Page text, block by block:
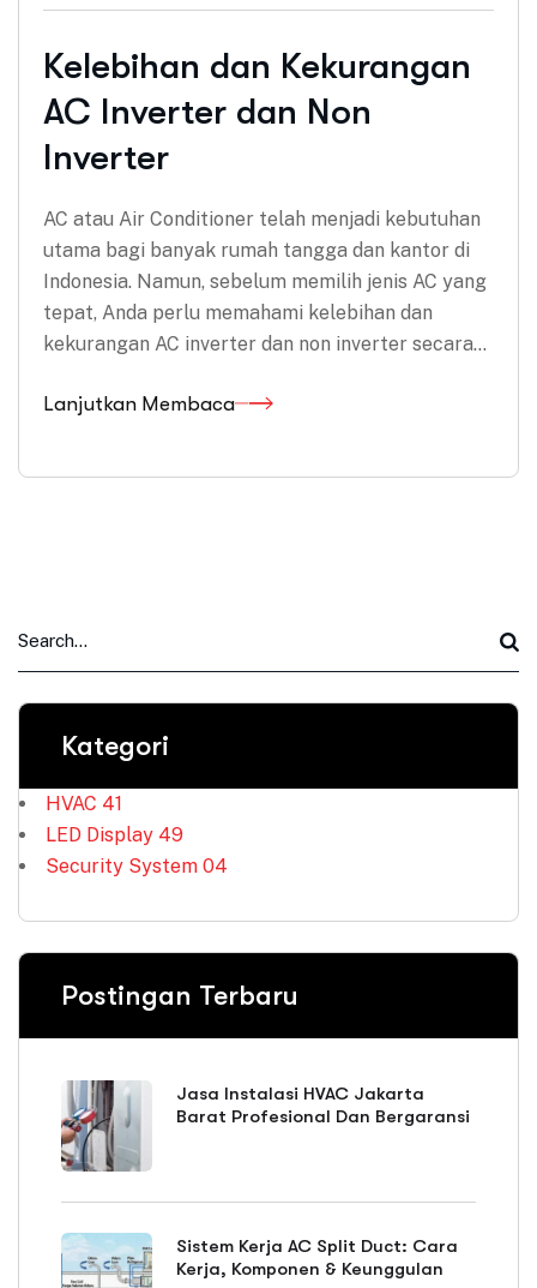
Kelebihan dan Kekurangan
AC Inverter dan Non
Inverter
AC atau Air Conditioner telah menjadi kebutuhan
utama bagi banyak rumah tangga dan kantor di
Indonesia. Namun, sebelum memilih jenis AC yang
tepat, Anda perlu memahami kelebihan dan
kekurangan AC inverter dan non inverter secara…
Lanjutkan Membaca
Kategori
HVAC 41
LED Display 49
Security System 04
Postingan Terbaru
Jasa Instalasi HVAC Jakarta
Barat Profesional Dan Bergaransi
Sistem Kerja AC Split Duct: Cara
Kerja, Komponen & Keunggulan